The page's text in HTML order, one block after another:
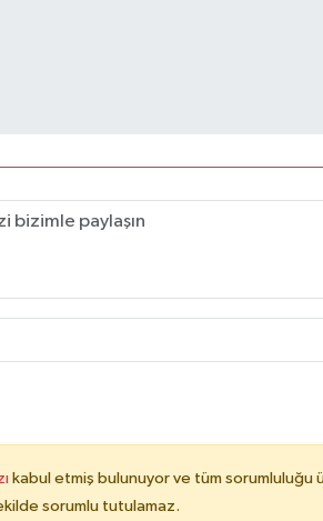
kabul etmiş bulunuyor ve tüm sorumluluğu
sorumlu tutulamaz.